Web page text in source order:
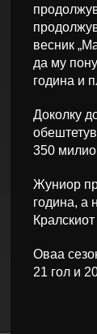
весник
да му
година и
Доколку
350
Жуниор
година, а
Оваа
21 гол и